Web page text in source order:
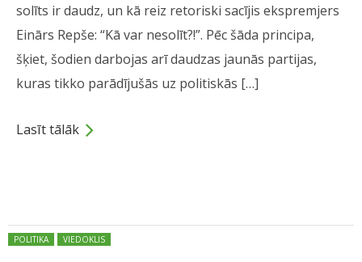
solīts ir daudz, un kā reiz retoriski sacījis ekspremjers
Einārs Repše: “Kā var nesolīt?!”. Pēc šāda principa,
šķiet, šodien darbojas arī daudzas jaunās partijas,
kuras tikko parādījušās uz politiskās […]
Lasīt tālāk
Posted in:
POLITIKA VIEDOKLIS